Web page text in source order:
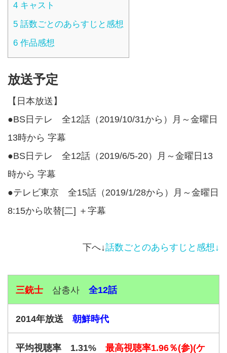
4 キャスト
5 話数ごとのあらすじと感想
6 作品感想
放送予定
【日本放送】
●BS日テレ 全12話（2019/10/31から）月～金曜日
13時から 字幕
●BS日テレ 全12話（2019/6/5-20）月～金曜日13
時から 字幕
●テレビ東京 全15話（2019/1/28から）月～金曜日
8:15から吹替[二] ＋字幕
下へ↓話数ごとのあらすじと感想↓
三銃士 삼총사 全12話
2014年放送 朝鮮時代
平均視聴率 1.31% 最高視聴率1.96％(参)(ケ